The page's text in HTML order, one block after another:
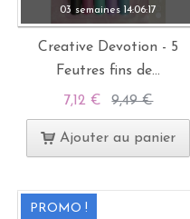
03 semaines 14:06: 15
Creative Devotion - 5
Feutres fins de...
7,12 € 9,49 €
Ajouter au panier
PROMO !